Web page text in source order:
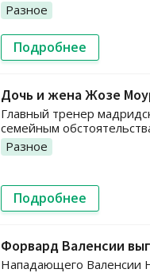
Разное
Подробнее
Дочь и жена Жозе
Главный тренер
семейным
Разное
Подробнее
Форвард Валенсии
Нападающего Валенсии